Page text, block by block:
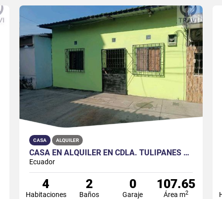
CASA ALQUILER
CASA EN ALQUILER EN CDLA. TULIPANES SUR DE GUAYAQUIL
Ecuador
4
Habitaciones
2
Baños
0
Garaje
107.65
Área m2